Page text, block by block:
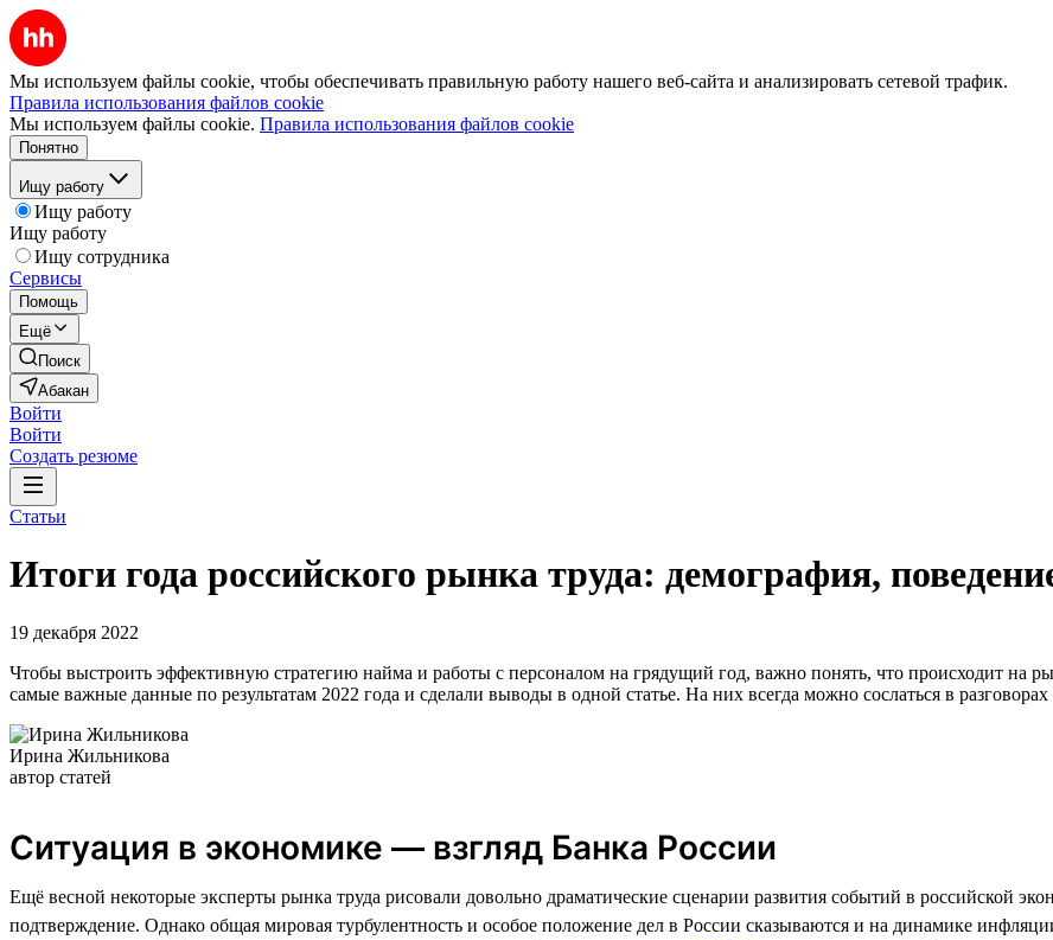
Мы используем файлы cookie, чтобы обеспечивать правильную работу нашего веб-сайта и анализировать сетевой трафик.
Правила использования файлов cookie
Мы используем файлы cookie. Правила использования файлов cookie
Понятно
Ищу работу
Ищу работу
Ищу работу
Ищу сотрудника
Сервисы
Помощь
Ещё
Поиск
Абакан
Войти
Войти
Создать резюме
Статьи
Итоги года российского рынка труда: демография,
19 декабря 2022
Чтобы выстроить эффективную стратегию найма и работы с персоналом на грядущий год, важно понять, что происходит на
самые важные данные по результатам 2022 года и сделали выводы в одной статье. На них всегда можно сослаться в
Ирина Жильникова
автор статей
Ситуация в экономике — взгляд Банка России
Ещё весной некоторые эксперты рынка труда рисовали довольно драматические сценарии развития событий в российской
подтверждение. Однако общая мировая турбулентность и особое положение дел в России сказываются и на динамике